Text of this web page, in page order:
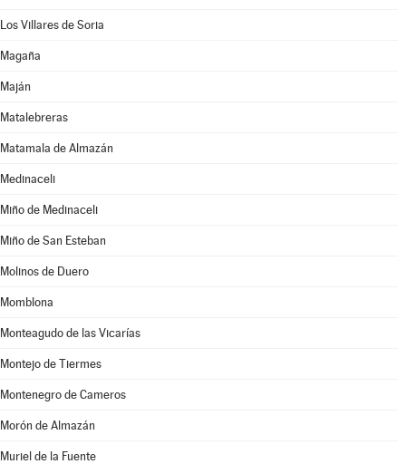
Los Villares de Soria
Magaña
Maján
Matalebreras
Matamala de Almazán
Medinaceli
Miño de Medinaceli
Miño de San Esteban
Molinos de Duero
Momblona
Monteagudo de las Vicarías
Montejo de Tiermes
Montenegro de Cameros
Morón de Almazán
Muriel de la Fuente